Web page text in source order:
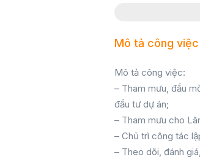
Mô tả công việc
Mô tả công việc:
– Tham mưu, đầu
đầu tư dự án;
– Tham mưu cho
– Chủ trì công tác
– Theo dõi, đánh